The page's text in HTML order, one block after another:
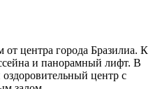
от центра города Бразилиа. К
и панорамный лифт. В
оздоровительный центр с